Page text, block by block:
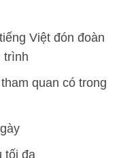
Việt đón đoàn
trình
quan có trong
tối đa